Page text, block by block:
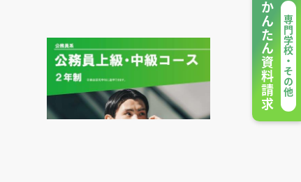
専門学校・その他
かんたん資料請求